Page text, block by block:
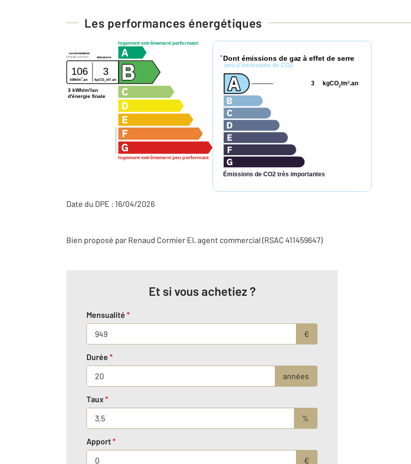
Les performances énergétiques
logement extrêmement performant
logement extrêmement peu performant
consommation
émissions
(énergie primaire)
106 3
kWh/m 2 .an kg CO2/m2 .an
3 kWh/m²/an
d'énergie finale
* Dont émissions de gaz à effet de serre
peu d'émissions de CO2
Émissions de CO2 très importantes
kgCO2/m2.an
3
Date du DPE : 16/04/2026
Bien proposé par Renaud Cormier EI, agent commercial (RSAC 411459647)
Et si vous achetiez ?
Mensualité *
€
Durée *
années
Taux*
%
Apport*
€